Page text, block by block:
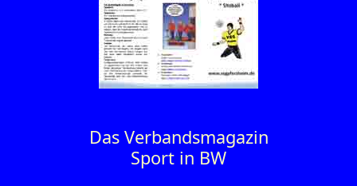
Das Verbandsmagazin
Sport in BW